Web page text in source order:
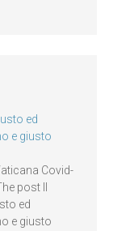
ed
e giusto
Covid-
post Il
ed
e giusto